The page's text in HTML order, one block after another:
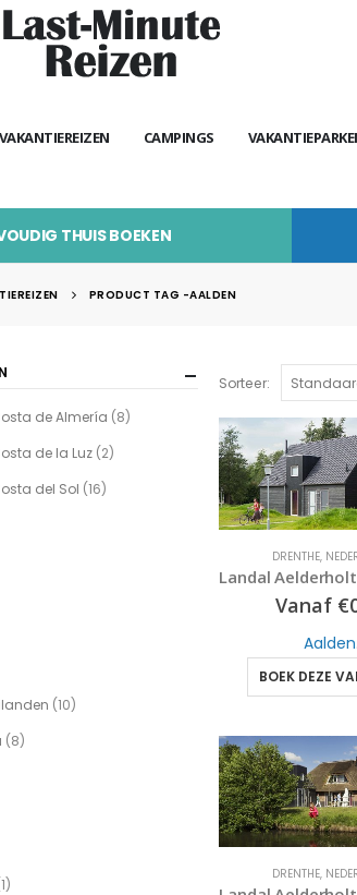
VAKANTIEREIZEN CAMPINGS
THUIS BOEKEN
PRODUCT TAG -AALDEN
Sorteer:
DRENTHE,
Vanaf €
Aalden
BOEK DEZE
DRENTHE,
de Almería (8)
de la Luz (2)
del Sol (16)
(10)
(8)